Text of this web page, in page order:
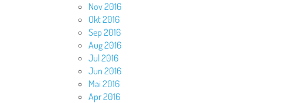
Nov 2016
Okt 2016
Sep 2016
Aug 2016
Jul 2016
Jun 2016
Mai 2016
Apr 2016